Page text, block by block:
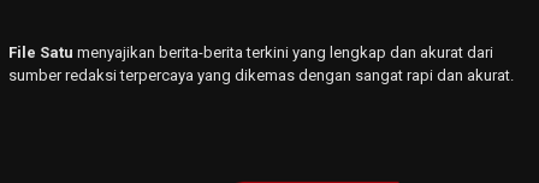
File Satu menyajikan berita-berita terkini yang lengkap dan akurat dari
sumber redaksi terpercaya yang dikemas dengan sangat rapi dan akurat.